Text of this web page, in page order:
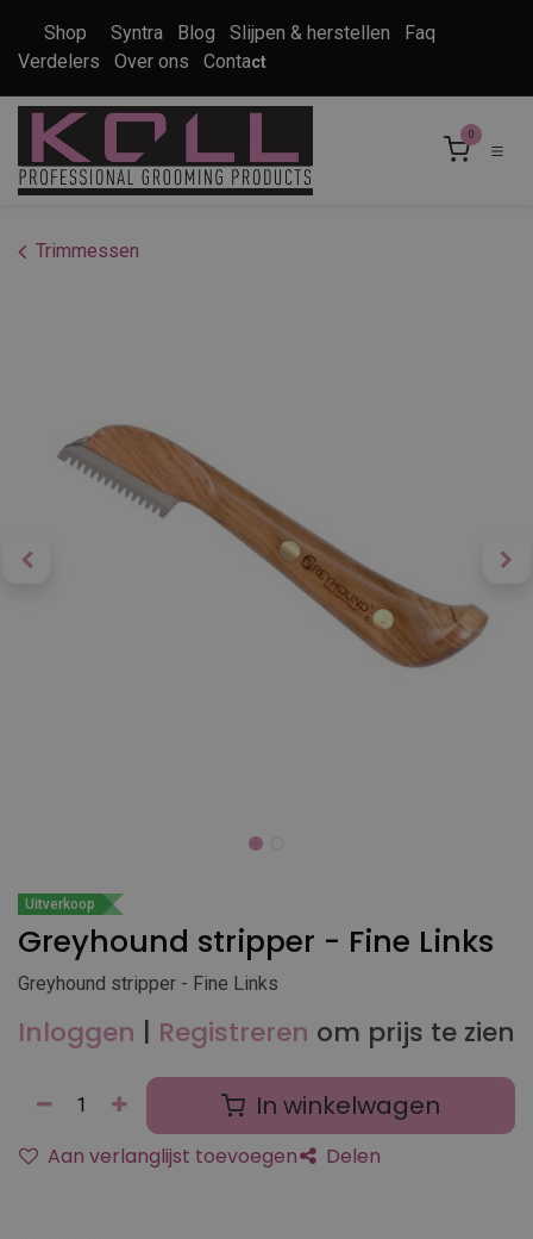
Shop Syntra Blog Slijpen & herstellen
Faq
Verdelers
Over ons Contact
0
Trimmessen
Uitverkoop
Greyhound stripper - Fine Links
Greyhound stripper - Fine Links
Inloggen | Registreren om prijs te zien
In winkelwagen
Aan verlanglijst toevoegen Delen